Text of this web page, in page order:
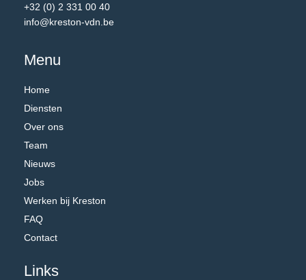
+32 (0) 2 331 00 40
info@kreston-vdn.be
Menu
Home
Diensten
Over ons
Team
Nieuws
Jobs
Werken bij Kreston
FAQ
Contact
Links